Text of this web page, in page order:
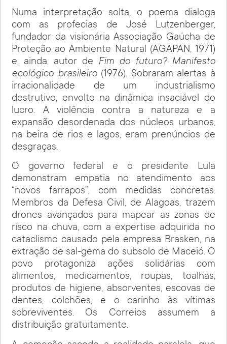
Numa interpretação solta, o poema dialoga
com as profecias de José Lutzenberger,
fundador da visionária Associação Gaúcha de
Proteção ao Ambiente Natural (AGAPAN, 1971)
e, ainda, autor de Fim do futuro? Manifesto
ecológico brasileiro(1976). Sobraram alertas à
irracionalidade de um industrialismo
destrutivo, envolto na dinâmica insaciável do
lucro. A violência contra a natureza e a
expansão desordenada dos núcleos urbanos,
na beira de rios e lagos, eram prenúncios de
desgraças.
O governo federal e o presidente Lula
demonstram empatia no atendimento aos
“novos farrapos”, com medidas concretas.
Membros da Defesa Civil, de Alagoas, trazem
drones avançados para mapear as zonas de
risco na chuva, com a expertise adquirida no
cataclismo causado pela empresa Brasken, na
extração de sal-gema do subsolo de Maceió. O
povo protagoniza ações solidárias com
alimentos, medicamentos, roupas, toalhas,
produtos de higiene, absorventes, escovas de
dentes, colchões, e o carinho às vítimas
sobreviventes. Os Correios assumem a
distribuição gratuitamente.